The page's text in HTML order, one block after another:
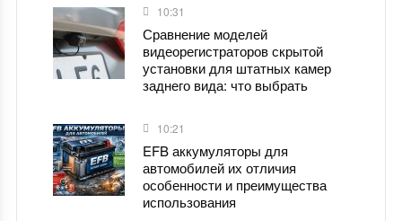
10:31
Сравнение моделей
видеорегистраторов скрытой
установки для штатных камер
заднего вида: что выбрать
10:21
EFB аккумуляторы для
автомобилей их отличия
особенности и преимущества
использования